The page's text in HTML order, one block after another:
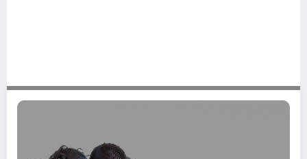
Formation en viticulture : développer ses compétences pour un vin de qualité